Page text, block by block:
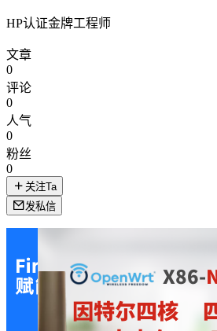
HP认证金牌工程师
文章
0
评论
0
人气
0
粉丝
0
关注Ta
发私信